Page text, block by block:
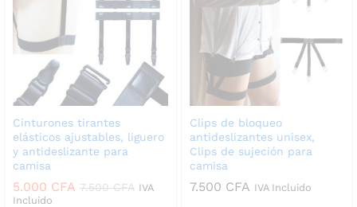
Cinturones tirantes
elásticos ajustables, liguero
y antideslizante para
camisa
5.000 CFA 7.500CFA IVA
Incluido
Clips de bloqueo
antideslizantes unisex,
Clips de sujeción para
camisa
7.500 CFA IVA Incluido